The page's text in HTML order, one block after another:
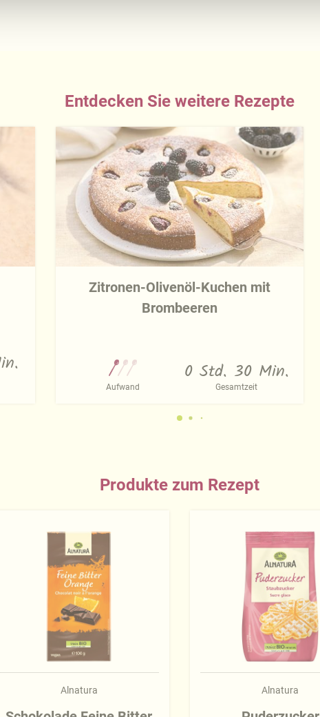
Entdecken Sie weitere Rezepte
Zitronen-Olivenöl-Kuchen mit
Brombeeren
Aufwand
0 Std. 30 Min.
Gesamtzeit
Produkte zum Rezept
Alnatura Alnatura